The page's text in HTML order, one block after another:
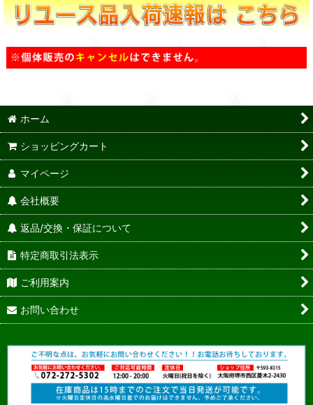
ホーム
ショッピングカート
マイページ
会社概要
返品/交換・保証について
特定商取引法表示
ご利用案内
お問い合わせ